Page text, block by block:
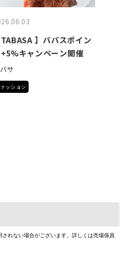
れない場合がございます。詳しくは売場係員